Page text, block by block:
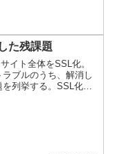
た残課題
イト全体をSSL化。
ブルのうち、解消し
列挙する。SSL化考